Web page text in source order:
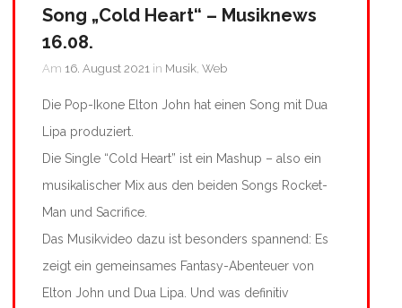
Song „Cold Heart“ – Musiknews
16.08.
Am 16. August 2021 in Musik Web
Die Pop-Ikone Elton John hat einen Song mit Dua
Lipa produziert.
Die Single “Cold Heart” ist ein Mashup – also ein
musikalischer Mix aus den beiden Songs Rocket-
Man und Sacrifice.
Das Musikvideo dazu ist besonders spannend: Es
zeigt ein gemeinsames Fantasy-Abenteuer von
Elton John und Dua Lipa. Und was definitiv